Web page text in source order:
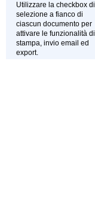
Utilizzare la checkbox di
selezione a fianco di
ciascun documento per
attivare le funzionalità di
stampa, invio email ed
export.